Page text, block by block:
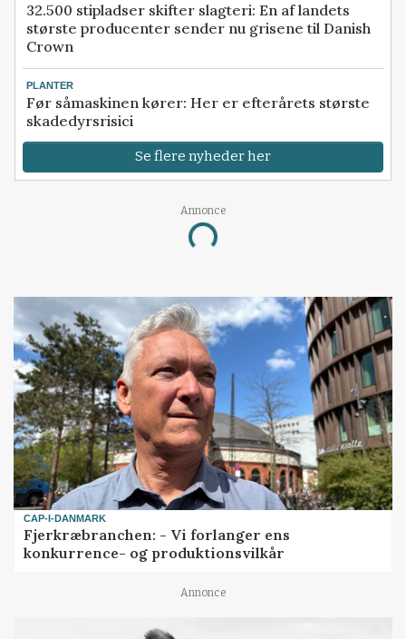
32.500 stipladser skifter slagteri: En af landets
største producenter sender nu grisene til Danish
Crown
PLANTER
Før såmaskinen kører: Her er efterårets største
skadedyrsrisici
Se flere nyheder her
Annonce
Loading...
CAP-I-DANMARK
Fjerkræbranchen: - Vi forlanger ens
konkurrence- og produktionsvilkår
Annonce